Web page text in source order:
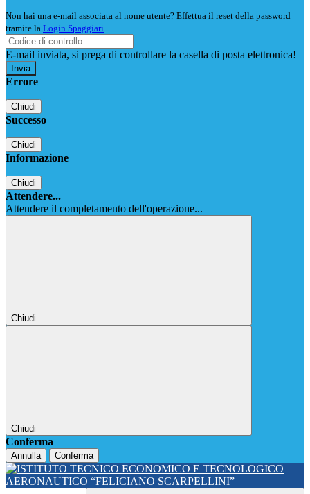
Non hai una e-mail associata al nome utente? Effettua il reset della password
tramite la Login Spaggiari
E-mail inviata, si prega di controllare la casella di posta elettronica!
Errore
Chiudi
Successo
Chiudi
Informazione
Chiudi
Attendere...
Attendere il completamento dell'operazione...
Chiudi
Chiudi
Conferma
Annulla Conferma